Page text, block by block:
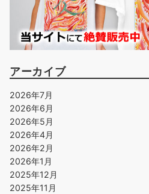
アーカイブ
2026年7月
2026年6月
2026年5月
2026年4月
2026年2月
2026年1月
2025年12月
2025年11月